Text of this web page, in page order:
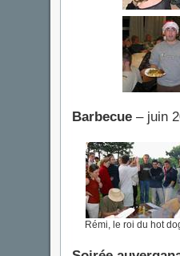
Barbecue – juin
Rémi, le roi du hot